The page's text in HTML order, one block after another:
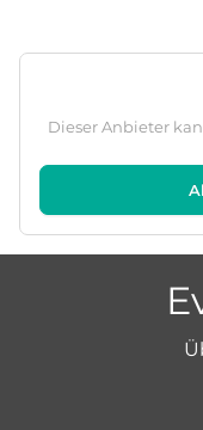
Dieser Anbieter